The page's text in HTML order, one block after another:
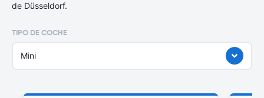
de Düsseldorf.
TIPO DE COCHE
Mini